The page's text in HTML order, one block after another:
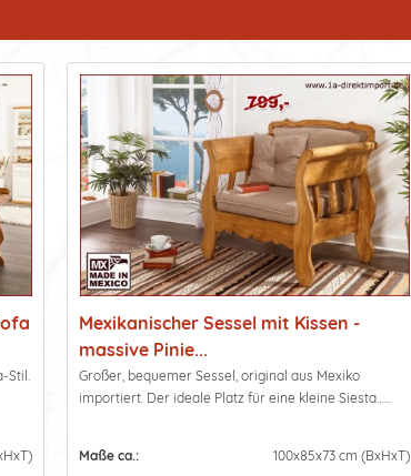
Stil.
Mexikanischer Sessel mit Kissen -
massive Pinie...
Großer, bequemer Sessel, original aus Mexiko
importiert. Der ideale Platz für eine kleine Siesta…...
Maße ca.: 100x85x73 cm (BxHxT)